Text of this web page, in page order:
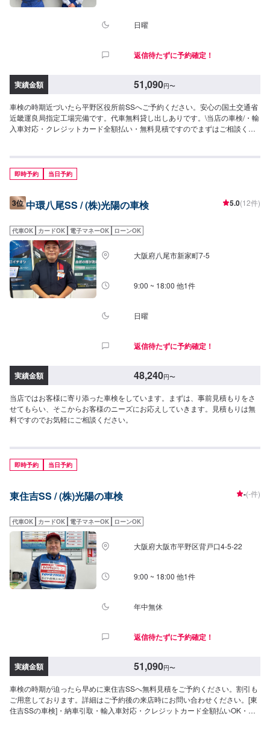
日曜
返信待たずに予約確定！
実績金額 51,090円〜
車検の時期近づいたら平野区役所前SSへご予約ください。安心の国土交通省
近畿運良局指定工場完備です。代車無料貸し出しありです。\当店の車検/・輸
入車対応・クレジットカード全額払い・無料見積ですのでまずはご相談くだ
円引/【9種類のお得な割引制度！】①早期予約割引6ヶ月前6,000円引5ヶ月前
5,000円引4ヶ月前4,000円引3ヶ月前3,000円引2ヶ月前2,000円引1ヶ月前
1,000円引②新車初回割引2,000円引③ハイブリッド車割引2,000円引④前回
リピート割引1,000円引⑤当店初めて割引1,000円引⑥代車不要割引1,000円
引⑦入庫日即決割引1,000円⑧お得意様会員割引1,000円⑨WEB予約割引
料：7,700円継続申請料：8,800円法定費用計：26,340円▶︎[合計金額]51,090
円最大割引後：36,090円＞＞＞減税対象車なら34,490円◉小型乗用車整備基
本料：8,250円完成検査料：7,700円継続申請料：8,800円法定費用計：
36,250円▶︎[合計金額]61,000円最大割引後：46,000円＞＞＞減税対象車なら
39,600円◉中型乗用車整備基本料：10,450円完成検査料：7,700円継続申請
料：8,800円法定費用計：44,450円▶︎[合計金額]71,400円最大割引後：56,400
円＞＞＞減税対象車なら46,800円◉大型乗用車整備基本料：10,450円完成検
額]79,700円最大割引後：64,700円＞＞＞減税対象車なら51,900円<注意>・
BMWに限る。・事業登録車両（緑ナンバー）・トラック類・8ナンバー車・
の併用不可。・ご予約時に1,000円の予約金を頂戴いたします。車検実施時の
車検費用に充当いたします。返金はできかねます。
即時予約 当日予約
3位 中環八尾SS / (株)光陽の車検 5.0(12件)
代車OK カードOK 電子マネーOK ローンOK
大阪府八尾市新家町7-5
9:00 ~ 18:00 他1件
日曜
返信待たずに予約確定！
実績金額 48,240円〜
当店ではお客様に寄り添った車検をしています。まずは、事前見積もりをさ
せてもらい、そこからお客様のニーズにお応えしていきます。見積もりは無
料ですのでお気軽にご相談ください。
即時予約 当日予約
東住吉SS / (株)光陽の車検 -(-件)
代車OK カードOK 電子マネーOK ローンOK
大阪府大阪市平野区背戸口4-5-22
9:00 ~ 18:00 他1件
年中無休
返信待たずに予約確定！
実績金額 51,090円〜
車検の時期が迫ったら早めに東住吉SSへ無料見積をご予約ください。割引も
ご用意しております。詳細はご予約後の来店時にお問い合わせください。[東
住吉SSの車検]・納車引取・輸入車対応・クレジットカード全額払いOK・無